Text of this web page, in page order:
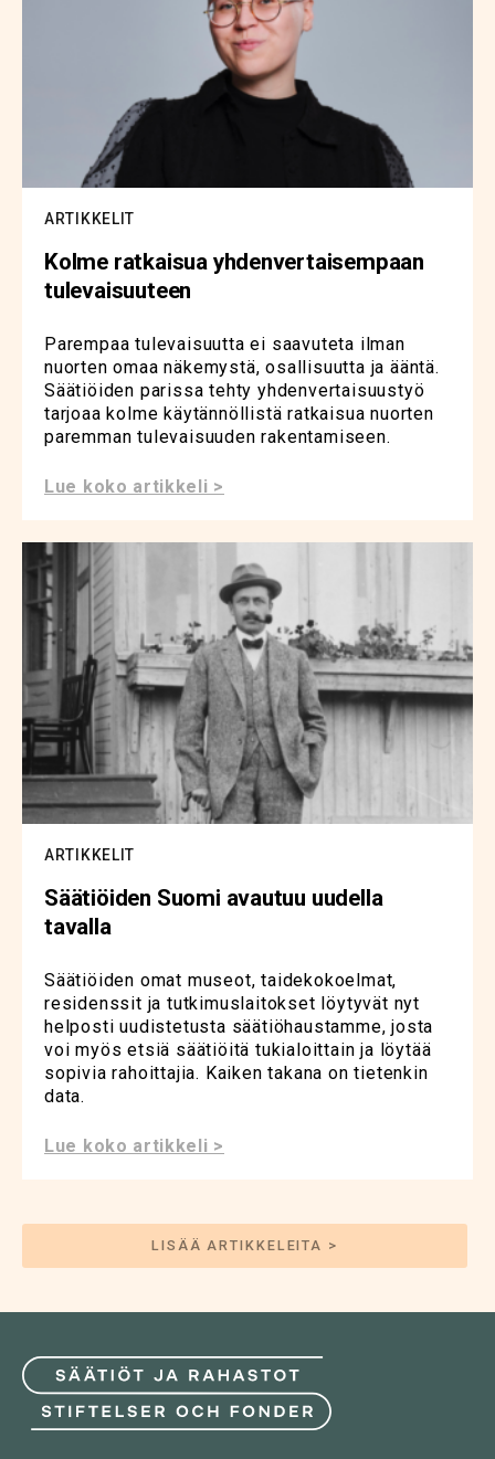
ARTIKKELIT
Kolme ratkaisua yhdenvertaisempaan
tulevaisuuteen
Parempaa tulevaisuutta ei saavuteta ilman
nuorten omaa näkemystä, osallisuutta ja ääntä.
Säätiöiden parissa tehty yhdenvertaisuustyö
tarjoaa kolme käytännöllistä ratkaisua nuorten
paremman tulevaisuuden rakentamiseen.
Lue koko artikkeli >
ARTIKKELIT
Säätiöiden Suomi avautuu uudella
tavalla
Säätiöiden omat museot, taidekokoelmat,
residenssit ja tutkimuslaitokset löytyvät nyt
helposti uudistetusta säätiöhaustamme, josta
voi myös etsiä säätiöitä tukialoittain ja löytää
sopivia rahoittajia. Kaiken takana on tietenkin
data.
Lue koko artikkeli >
LISÄÄ ARTIKKELEITA >